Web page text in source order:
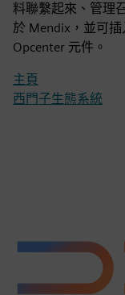
料聯繫起來、管理
於 Mendix，並可
Opcenter 元件。
主頁
西門子生態系統